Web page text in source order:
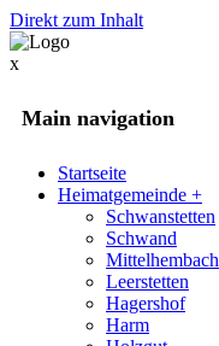
Direkt zum Inhalt
x
Main navigation
Startseite
Heimatgemeinde +
Schwanstetten
Schwand
Mittelhembach
Leerstetten
Hagershof
Harm